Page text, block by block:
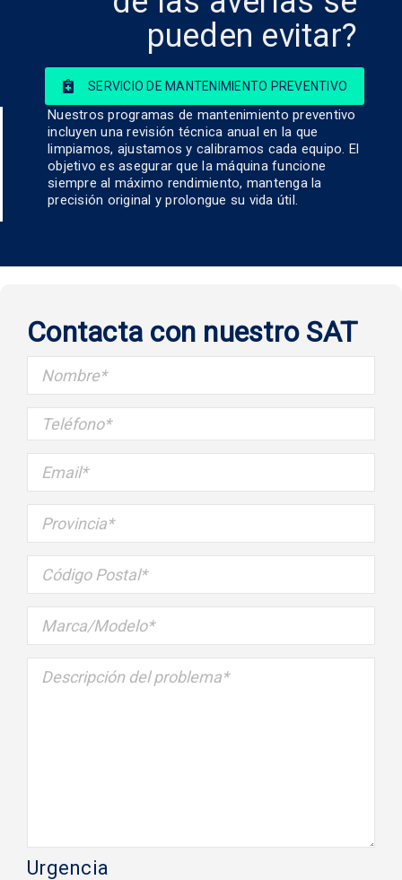
pueden evitar?
SERVICIO DE MANTENIMIENTO PREVENTIVO
Nuestros programas de mantenimiento preventivo
incluyen una revisión técnica anual en la que
limpiamos, ajustamos y calibramos cada equipo. El
objetivo es asegurar que la máquina funcione
siempre al máximo rendimiento, mantenga la
precisión original y prolongue su vida útil.
Contacta con nuestro SAT
Urgencia